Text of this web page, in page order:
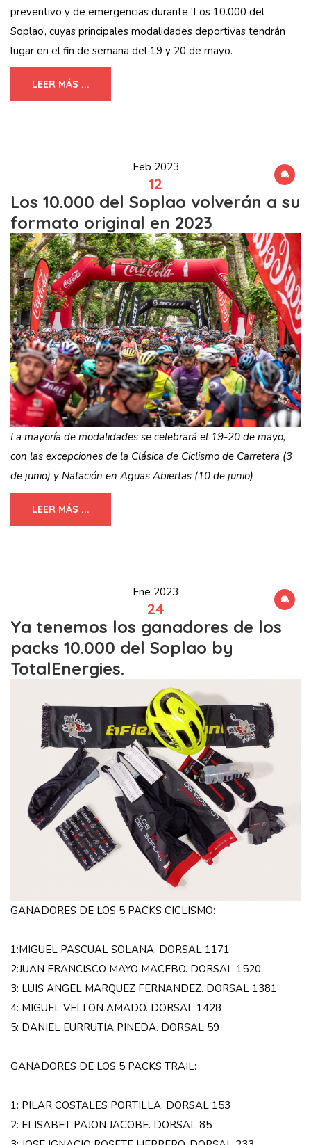
preventivo y de emergencias durante ‘Los 10.000 del
Soplao’, cuyas principales modalidades deportivas tendrán
lugar en el fin de semana del 19 y 20 de mayo.
LEER MÁS ...
Feb 2023
12
Los 10.000 del Soplao volverán a su
formato original en 2023
La mayoría de modalidades se celebrará el 19-20 de mayo,
con las excepciones de la Clásica de Ciclismo de Carretera (3
de junio) y Natación en Aguas Abiertas (10 de junio)
LEER MÁS ...
Ene 2023
24
Ya tenemos los ganadores de los
packs 10.000 del Soplao by
TotalEnergies.
GANADORES DE LOS 5 PACKS CICLISMO:
1:MIGUEL PASCUAL SOLANA. DORSAL 1171
2:JUAN FRANCISCO MAYO MACEBO. DORSAL 1520
3: LUIS ANGEL MARQUEZ FERNANDEZ. DORSAL 1381
4: MIGUEL VELLON AMADO. DORSAL 1428
5: DANIEL EURRUTIA PINEDA. DORSAL 59
GANADORES DE LOS 5 PACKS TRAIL:
1: PILAR COSTALES PORTILLA. DORSAL 153
2: ELISABET PAJON JACOBE. DORSAL 85